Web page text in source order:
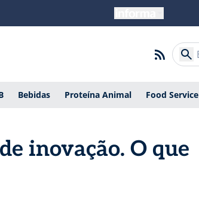
Bebidas Proteína Animal Food Service
inovação. O que